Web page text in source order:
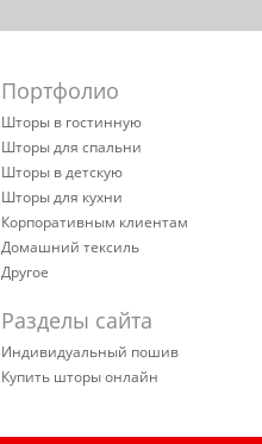
Портфолио
Шторы в гостинную
Шторы для спальни
Шторы в детскую
Шторы для кухни
Корпоративным клиентам
Домашний тексиль
Другое
Разделы сайта
Индивидуальный пошив
Купить шторы онлайн